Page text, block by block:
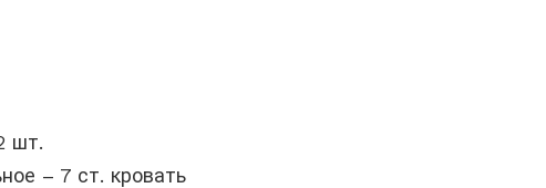
шт.
– 7 ст. кровать